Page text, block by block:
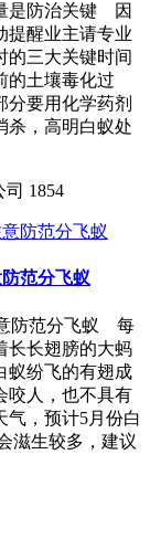
是防治关键 因
提醒业主请专业
的三大关键时间
的土壤毒化过
要用化学药剂
杀，高明白蚁处
1854
范分飞蚁
防范分飞蚁 每
长长翅膀的大蚂
蚁纷飞的有翅成
咬人，也不具有
，预计5月份白
滋生较多，建议